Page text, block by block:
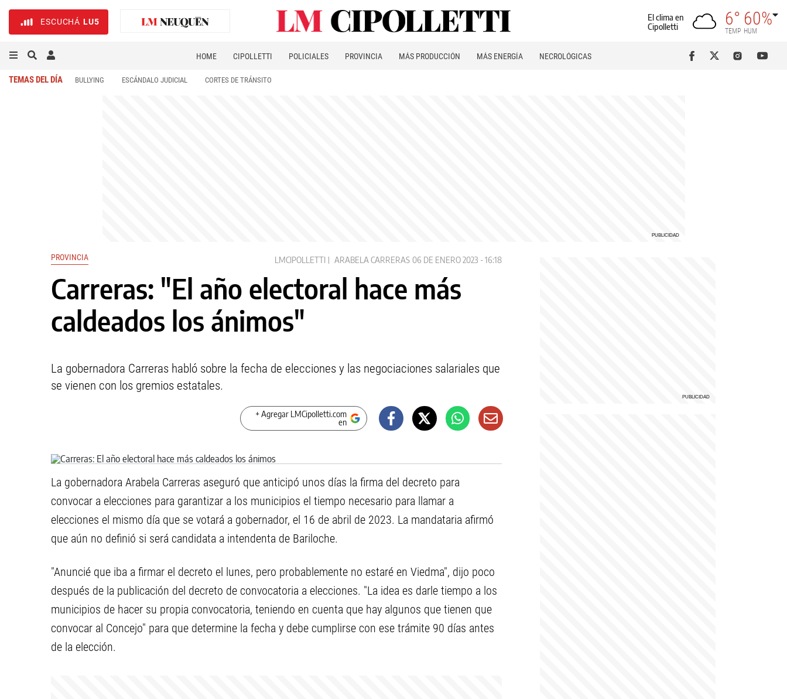
ESCUCHÁ LU5
El clima en
Cipolletti
6°
TEMP
60%
HUM
HOME CIPOLLETTI POLICIALES PROVINCIA MÁS PRODUCCIÓN MÁS ENERGÍA NECROLÓGICAS
TEMAS DEL DÍA BULLYING ESCÁNDALO JUDICIAL CORTES DE TRÁNSITO
PROVINCIA LMCIPOLLETTI ARABELA CARRERAS 06 DE ENERO 2023 - 16:18
Carreras: "El año electoral hace más
caldeados los ánimos"
La gobernadora Carreras habló sobre la fecha de elecciones y las negociaciones salariales que
se vienen con los gremios estatales.
+ Agregar LMCipolletti.com
en
La gobernadora Arabela Carreras aseguró que anticipó unos días la firma del decreto para
convocar a elecciones para garantizar a los municipios el tiempo necesario para llamar a
elecciones el mismo día que se votará a gobernador, el 16 de abril de 2023. La mandataria afirmó
que aún no definió si será candidata a intendenta de Bariloche.
"Anuncié que iba a firmar el decreto el lunes, pero probablemente no estaré en Viedma", dijo poco
después de la publicación del decreto de convocatoria a elecciones. "La idea es darle tiempo a los
municipios de hacer su propia convocatoria, teniendo en cuenta que hay algunos que tienen que
convocar al Concejo" para que determine la fecha y debe cumplirse con ese trámite 90 días antes
de la elección.